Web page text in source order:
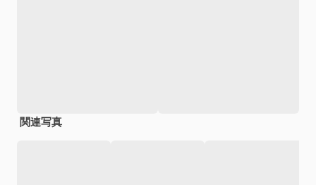
関連写真